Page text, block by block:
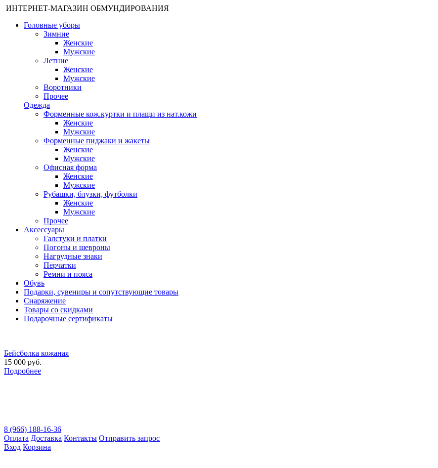
ИНТЕРНЕТ-МАГАЗИН ОБМУНДИРОВАНИЯ
Головные уборы
Зимние
Женские
Мужские
Летние
Женские
Мужские
Воротники
Прочее
Одежда
Форменные кож.куртки и плащи из нат.кожи
Женские
Мужские
Форменные пиджаки и жакеты
Женские
Мужские
Офисная форма
Женские
Мужские
Рубашки, блузки, футболки
Женские
Мужские
Прочее
Аксессуары
Галстуки и платки
Погоны и шевроны
Нагрудные знаки
Перчатки
Ремни и пояса
Обувь
Подарки, сувениры и сопутствующие товары
Снаряжение
Товары со скидками
Подарочные сертификаты
Бейсболка кожаная
15 000 руб.
Подробнее
8 (966) 188-16-36
Оплата Доставка Контакты Отправить запрос
Вход Корзина